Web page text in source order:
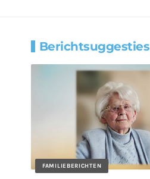
Berichtsuggesties
FAMILIEBERICHTEN